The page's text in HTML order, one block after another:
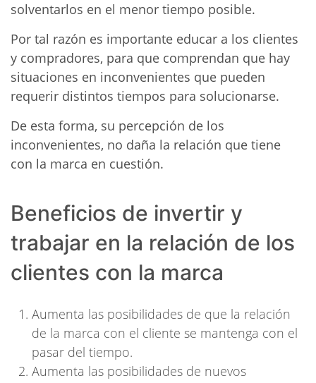
solventarlos en el menor tiempo posible.
Por tal razón es importante educar a los clientes
y compradores, para que comprendan que hay
situaciones en inconvenientes que pueden
requerir distintos tiempos para solucionarse.
De esta forma, su percepción de los
inconvenientes, no daña la relación que tiene
con la marca en cuestión.
Beneficios de invertir y
trabajar en la relación de los
clientes con la marca
Aumenta las posibilidades de que la relación
de la marca con el cliente se mantenga con el
pasar del tiempo.
Aumenta las posibilidades de nuevos